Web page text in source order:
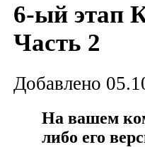
6-ый этап
Часть 2
Добавлено
На вашем
либо его